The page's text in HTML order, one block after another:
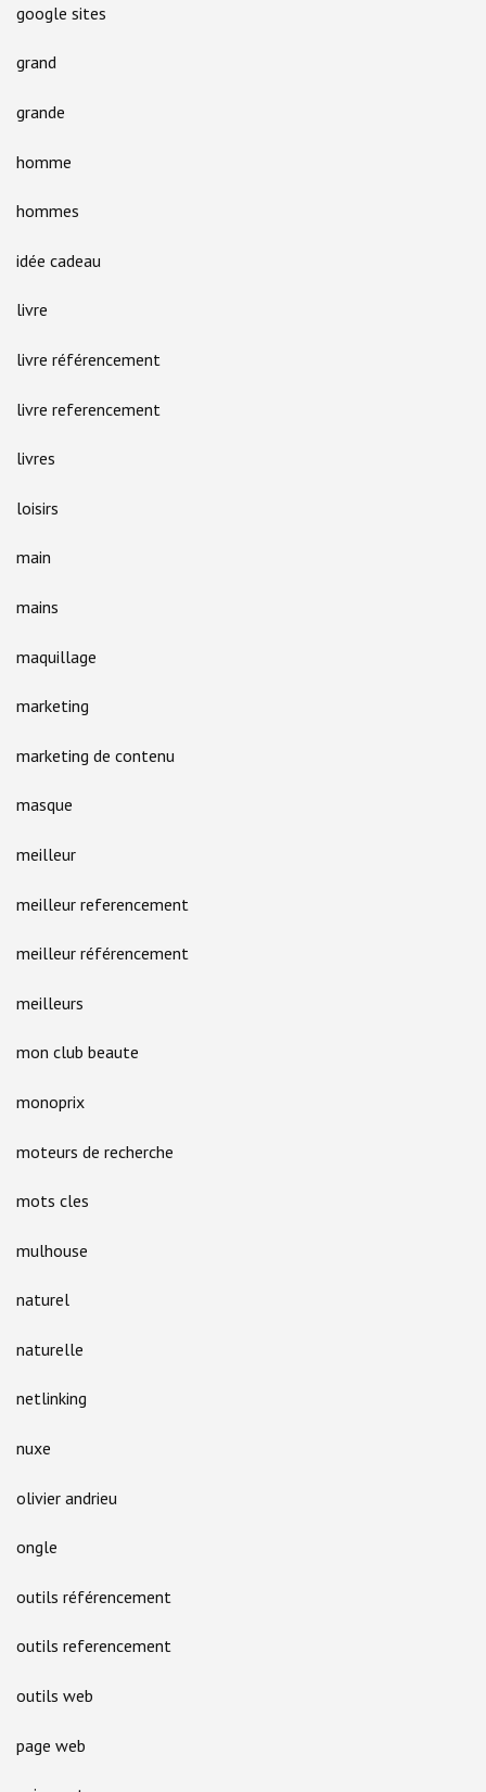
google sites
grand
grande
homme
hommes
idée cadeau
livre
livre référencement
livre referencement
livres
loisirs
main
mains
maquillage
marketing
marketing de contenu
masque
meilleur
meilleur referencement
meilleur référencement
meilleurs
mon club beaute
monoprix
moteurs de recherche
mots cles
mulhouse
naturel
naturelle
netlinking
nuxe
olivier andrieu
ongle
outils référencement
outils referencement
outils web
page web